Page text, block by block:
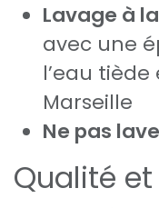
Lavage à
avec une
l’eau
Marseille
Ne pas
Qualité